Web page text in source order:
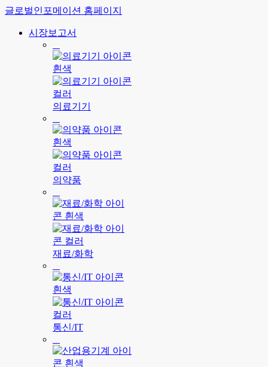
글로벌인포메이션 홈페이지
시장보고서
의료기기
의약품
재료/화학
통신/IT